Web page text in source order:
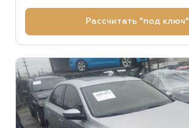
Рассчитать "под ключ"